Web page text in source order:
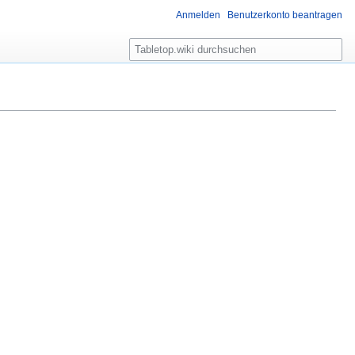
Anmelden Benutzerkonto beantragen
S
u
e